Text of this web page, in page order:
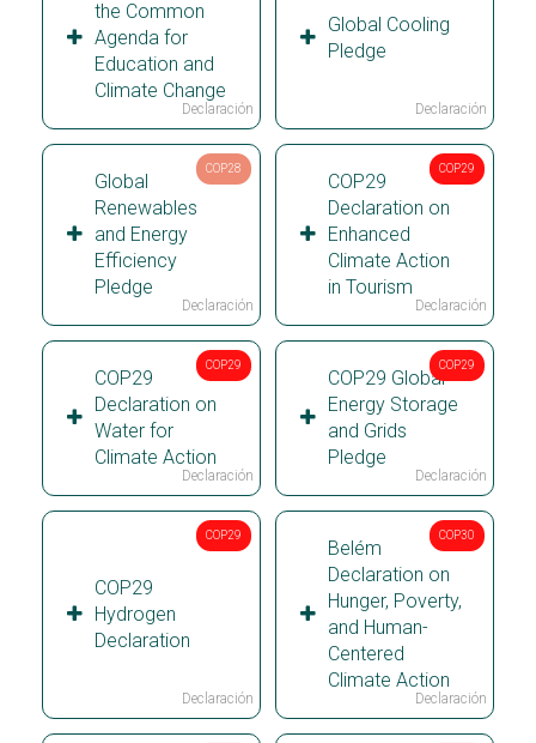
Declaración
the Common
Agenda for
Education and
Climate Change
Declaración
Global Cooling
Pledge
COP28
Declaración
Global
Renewables
and Energy
Efficiency
Pledge
COP29
Declaración
COP29
Declaration on
Enhanced
Climate Action
in Tourism
COP29
Declaración
COP29
Declaration on
Water for
Climate Action
COP29
Declaración
COP29 Global
Energy Storage
and Grids
Pledge
COP29
Declaración
COP29
Hydrogen
Declaration
COP30
Declaración
Belém
Declaration on
Hunger, Poverty,
and Human-
Centered
Climate Action